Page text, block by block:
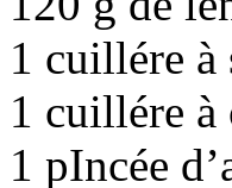
1 cuillére à
1 cuillére à
1 pIncée